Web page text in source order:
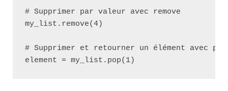
# Supprimer par valeur avec remove
my_list.remove(4)
# Supprimer et retourner un élément avec pop